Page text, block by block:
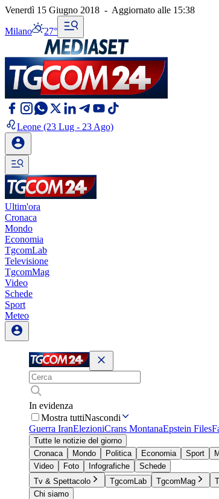
Venerdì 15 Giugno 2018 - Aggiornato alle 15:38
Milano 27°
Leone (23 Lug - 23 Ago)
Ultim'ora
Cronaca
Mondo
Economia
TgcomLab
Televisione
TgcomMag
Video
Schede
Sport
Meteo
In evidenza
Mostra tuttiNascondi
Guerra IranElezioniCrans MontanaEpstein Files
Tutte le notizie del giorno
Cronaca
Mondo Politica Economia Sport
Video
Foto Infografiche
Schede
Tv & Spettacolo
TgcomLab TgcomMag
Chi siamo